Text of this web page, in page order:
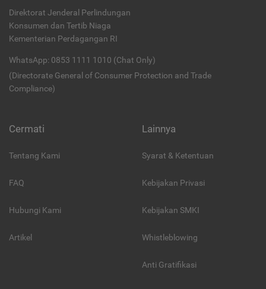
Direktorat Jenderal Perlindungan
Konsumen dan Tertib Niaga
Kementerian Perdagangan RI
WhatsApp: 0853 1111 1010 (Chat Only)
(Directorate General of Consumer Protection and Trade
Compliance)
Cermati
Tentang Kami
FAQ
Hubungi Kami
Artikel
Lainnya
Syarat & Ketentuan
Kebijakan Privasi
Kebijakan SMKI
Whistleblowing
Anti Gratifikasi